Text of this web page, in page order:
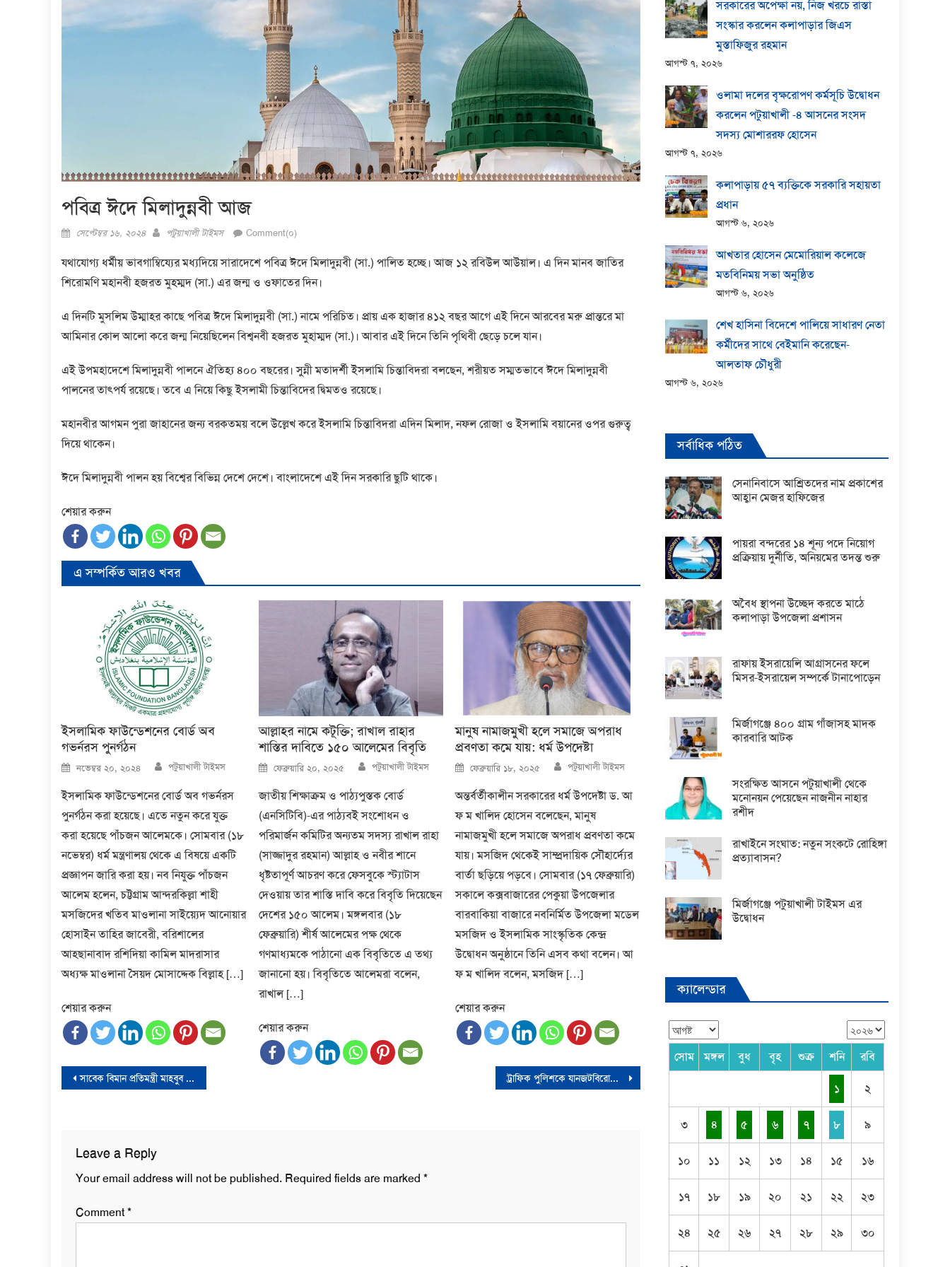
পবিত্র ঈদে মিলাদুন্নবী আজ
Posted
সেপ্টেম্বর ১৬, ২০২৪ Author
পটুয়াখালী টাইমস Comment(০)
যথাযোগ্য ধর্মীয় ভাবগাম্বিয্যের মধ্যদিয়ে সারাদেশে পবিত্র ঈদে মিলাদুন্নবী (সা.) পালিত হচ্ছে। আজ ১২ রবিউল আউয়াল। এ দিন মানব জাতির
শিরোমণি মহানবী হজরত মুহম্মদ (সা.) এর জন্ম ও ওফাতের দিন।
এ দিনটি মুসলিম উম্মাহর কাছে পবিত্র ঈদে মিলাদুন্নবী (সা.) নামে পরিচিত। প্রায় এক হাজার ৪১২ বছর আগে এই দিনে আরবের মরু প্রান্তরে মা
আমিনার কোল আলো করে জন্ম নিয়েছিলেন বিশ্বনবী হজরত মুহাম্মদ (সা.)। আবার এই দিনে তিনি পৃথিবী ছেড়ে চলে যান।
এই উপমহাদেশে মিলাদুন্নবী পালনে ঐতিহ্য ৪০০ বছরের। সুন্নী মতাদর্শী ইসলামি চিন্তাবিদরা বলছেন, শরীয়ত সম্মতভাবে ঈদে মিলাদুন্নবী
পালনের তাৎপর্য রয়েছে। তবে এ নিয়ে কিছু ইসলামী চিন্তাবিদের দ্বিমতও রয়েছে।
মহানবীর আগমন পুরা জাহানের জন্য বরকতময় বলে উল্লেখ করে ইসলামি চিন্তাবিদরা এদিন মিলাদ, নফল রোজা ও ইসলামি বয়ানের ওপর গুরুত্ব
দিয়ে থাকেন।
ঈদে মিলাদুন্নবী পালন হয় বিশ্বের বিভিন্ন দেশে দেশে। বাংলাদেশে এই দিন সরকারি ছুটি থাকে।
শেয়ার করুন
এ সম্পর্কিত আরও খবর
ইসলামিক ফাউন্ডেশনের বোর্ড অব
গভর্নরস পুনর্গঠন
Posted
on
নভেম্বর ২০, ২০২৪ Author
পটুয়াখালী টাইমস
ইসলামিক ফাউন্ডেশনের বোর্ড অব গভর্নরস
পুনর্গঠন করা হয়েছে। এতে নতুন করে যুক্ত
করা হয়েছে পাঁচজন আলেমকে। সোমবার (১৮
নভেম্বর) ধর্ম মন্ত্রণালয় থেকে এ বিষয়ে একটি
প্রজ্ঞাপন জারি করা হয়। নব নিযুক্ত পাঁচজন
আলেম হলেন, চট্টগ্রাম আন্দরকিল্লা শাহী
মসজিদের খতিব মাওলানা সাইয়্যেদ আনোয়ার
হোসাইন তাহির জাবেরী, বরিশালের
আহছানাবাদ রশিদিয়া কামিল মাদরাসার
অধ্যক্ষ মাওলানা সৈয়দ মোসাদ্দেক বিল্লাহ […]
শেয়ার করুন
আল্লাহর নামে কটূক্তি; রাখাল রাহার
শাস্তির দাবিতে ১৫০ আলেমের বিবৃতি
Posted
on
ফেব্রুয়ারি ২০, ২০২৫ Author
পটুয়াখালী টাইমস
জাতীয় শিক্ষাক্রম ও পাঠ্যপুস্তক বোর্ড
(এনসিটিবি)-এর পাঠ্যবই সংশোধন ও
পরিমার্জন কমিটির অন্যতম সদস্য রাখাল রাহা
(সাজ্জাদুর রহমান) আল্লাহ ও নবীর শানে
ধৃষ্টতাপূর্ণ আচরণ করে ফেসবুকে স্ট্যাটাস
দেওয়ায় তার শাস্তি দাবি করে বিবৃতি দিয়েছেন
দেশের ১৫০ আলেম। মঙ্গলবার (১৮
ফেব্রুয়ারি) শীর্ষ আলেমের পক্ষ থেকে
গণমাধ্যমকে পাঠানো এক বিবৃতিতে এ তথ্য
জানানো হয়। বিবৃতিতে আলেমরা বলেন,
রাখাল […]
শেয়ার করুন
মানুষ নামাজমুখী হলে সমাজে অপরাধ
প্রবণতা কমে যায়: ধর্ম উপদেষ্টা
Posted
on
ফেব্রুয়ারি ১৮, ২০২৫ Author
পটুয়াখালী টাইমস
অন্তর্বর্তীকালীন সরকারের ধর্ম উপদেষ্টা ড. আ
ফ ম খালিদ হোসেন বলেছেন, মানুষ
নামাজমুখী হলে সমাজে অপরাধ প্রবণতা কমে
যায়। মসজিদ থেকেই সাম্প্রদায়িক সৌহার্দ্যের
বার্তা ছড়িয়ে পড়বে। সোমবার (১৭ ফেব্রুয়ারি)
সকালে কক্সবাজারের পেকুয়া উপজেলার
বারবাকিয়া বাজারে নবনির্মিত উপজেলা মডেল
মসজিদ ও ইসলামিক সাংস্কৃতিক কেন্দ্র
উদ্বোধন অনুষ্ঠানে তিনি এসব কথা বলেন। আ
ফ ম খালিদ বলেন, মসজিদ […]
শেয়ার করুন
Post
সাবেক বিমান প্রতিমন্ত্রী মাহবুব আলী গ্রেফতার ট্রাফিক পুলিশকে যানজটবিরোধী কিছু পাইলট স্কিম গ্রহণ করতে হবে: প্রধান উপদেষ্টা
Leave a Reply
Your email address will not be published. Required fields are marked *
Comment*
সরকারের অপেক্ষা নয়, নিজ খরচে রাস্তা
সংস্কার করলেন কলাপাড়ার জিএস
মুস্তাফিজুর রহমান
আগস্ট ৭, ২০২৬
ওলামা দলের বৃক্ষরোপণ কর্মসূচি উদ্বোধন
করলেন পটুয়াখালী -৪ আসনের সংসদ
সদস্য মোশাররফ হোসেন
আগস্ট ৭, ২০২৬
কলাপাড়ায় ​৫৭ ব্যক্তিকে সরকারি সহায়তা
প্রধান
আগস্ট ৬, ২০২৬
আখতার হোসেন মেমোরিয়াল কলেজে
মতবিনিময় সভা অনুষ্ঠিত
আগস্ট ৬, ২০২৬
শেখ হাসিনা বিদেশে পালিয়ে সাধারণ নেতা
কর্মীদের সাথে বেইমানি করেছেন-
আলতাফ চৌধুরী
আগস্ট ৬, ২০২৬
সর্বাধিক পঠিত
সেনানিবাসে আশ্রিতদের নাম প্রকাশের
আহ্বান মেজর হাফিজের
পায়রা বন্দরের ১৪ শূন্য পদে নিয়োগ
প্রক্রিয়ায় দুর্নীতি, অনিয়মের তদন্ত শুরু
অবৈধ স্থাপনা উচ্ছেদ করতে মাঠে
কলাপাড়া উপজেলা প্রশাসন
রাফায় ইসরায়েলি আগ্রাসনের ফলে
মিসর-ইসরায়েল সম্পর্কে টানাপোড়েন
মির্জাগঞ্জে ৪০০ গ্রাম গাঁজাসহ মাদক
কারবারি আটক
সংরক্ষিত আসনে পটুয়াখালী থেকে
মনোনয়ন পেয়েছেন নাজনীন নাহার
রশীদ
রাখাইনে সংঘাত: নতুন সংকটে রোহিঙ্গা
প্রত্যাবাসন?
মির্জাগঞ্জে পটুয়াখালী টাইমস এর
উদ্বোধন
ক্যালেন্ডার
সোম মঙ্গল বুধ বৃহ শুক্র শনি রবি
১ ২
৩ ৪ ৫ ৬ ৭ ৮ ৯
১০ ১১ ১২ ১৩ ১৪ ১৫ ১৬
১৭ ১৮ ১৯ ২০ ২১ ২২ ২৩
২৪ ২৫ ২৬ ২৭ ২৮ ২৯ ৩০